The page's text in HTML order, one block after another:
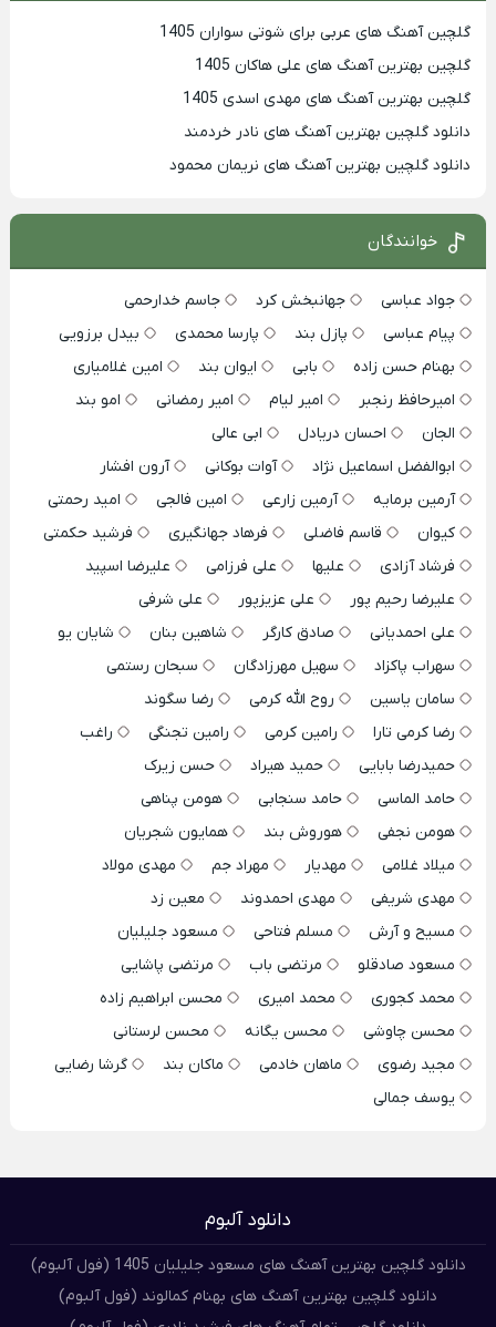
گلچین آهنگ های عربی برای شوتی سواران 1405
گلچین بهترين آهنگ های علی هاکان 1405
گلچین بهترین آهنگ های مهدی اسدی 1405
دانلود گلچین بهترین آهنگ های نادر خردمند
دانلود گلچین بهترین آهنگ های نریمان محمود
خوانندگان
جواد عباسی جهانبخش کرد
جاسم خدارحمی
پیام عباسی
پازل بند پارسا محمدی
بیدل برزویی
بهنام حسن زاده
بابی ایوان بند
امین غلامیاری
امیرحافظ رنجبر
امیر لیام امیر رمضانی
امو بند
الجان
احسان دریادل
ابی عالی
ابوالفضل اسماعیل نژاد
آوات بوکانی
آرون افشار
آرمین برمایه
آرمین زارعی امین فالجی
امید رحمتی
کیوان
قاسم فاضلی فرهاد جهانگیری
فرشید حکمتی
فرشاد آزادی
علیها علی فرزامی
علیرضا اسپید
علیرضا رحیم پور
علی عزیزپور
علی شرفی
علی احمدیانی
صادق کارگر شاهین بنان
شایان یو
سهراب پاکزاد
سهیل مهرزادگان
سبحان رستمی
سامان یاسین
روح الله کرمی
رضا سگوند
رضا کرمی تارا
رامین کرمی رامین تجنگی
راغب
حمیدرضا بابایی
حمید هیراد
حسن زیرک
حامد الماسی
حامد سنجابی
هومن پناهی
هومن نجفی
هوروش بند
همایون شجریان
میلاد غلامی
مهدیار مهراد جم
مهدی مولاد
مهدی شریفی
مهدی احمدوند
معین زد
مسیح و آرش
مسلم فتاحی
مسعود جلیلیان
مسعود صادقلو
مرتضی باب
مرتضی پاشایی
محمد کجوری
محمد امیری
محسن ابراهیم زاده
محسن چاوشی
محسن یگانه
محسن لرستانی
مجید رضوی
ماهان خادمی ماکان بند
گرشا رضایی
یوسف جمالی
دانلود آلبوم
دانلود گلچین بهترین آهنگ های مسعود جلیلیان 1405 (فول آلبوم)
دانلود گلچین بهترین آهنگ های بهنام کمالوند (فول آلبوم)